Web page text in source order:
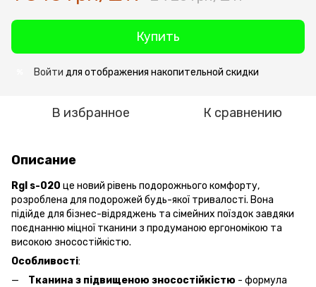
Купить
Войти для отображения накопительной скидки
В избранное К сравнению
Описание
Rgl s-020 це новий рівень подорожнього комфорту,
розроблена для подорожей будь-якої тривалості. Вона
підійде для бізнес-відряджень та сімейних поїздок завдяки
поєднанню міцної тканини з продуманою ергономікою та
високою зносостійкістю.
Особливості:
Тканина з підвищеною зносостійкістю - формула